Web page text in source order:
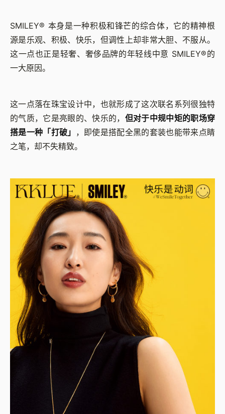
SMILEY® 本身是一种积极和锋芒的综合体，它的精神根
源是乐观、积极、快乐，但调性上却非常大胆、不服从。
这一点也正是轻奢、奢侈品牌的年轻线中意 SMILEY®的
一大原因。
这一点落在珠宝设计中，也就形成了这次联名系列很独特
的气质，它是亮眼的、快乐的， 但对于中规中矩的职场穿
搭是一种「打破」 ，即使是搭配全黑的套装也能带来点睛
之笔，却不失精致。